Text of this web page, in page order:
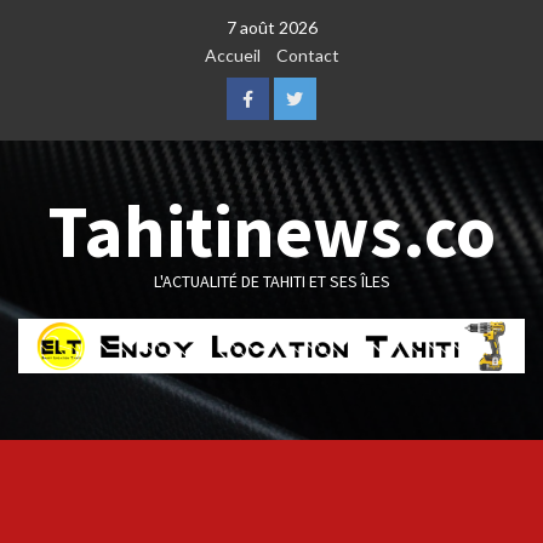
7 août 2026
Accueil
Contact
FacebookTwitter
Tahitinews.co
L'ACTUALITÉ DE TAHITI ET SES ÎLES